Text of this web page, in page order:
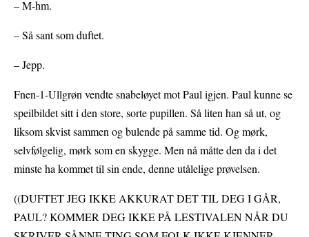
– M-hm.
– Så sant som duftet.
– Jepp.
Fnen-1-Ullgrøn vendte snabeløyet mot Paul igjen. Paul kunne se
speilbildet sitt i den store, sorte pupillen. Så liten han så ut, og
liksom skvist sammen og bulende på samme tid. Og mørk,
selvfølgelig, mørk som en skygge. Men nå måtte den da i det
minste ha kommet til sin ende, denne utålelige prøvelsen.
((DUFTET JEG IKKE AKKURAT DET TIL DEG I GÅR,
PAUL? KOMMER DEG IKKE PÅ LESTIVALEN NÅR DU